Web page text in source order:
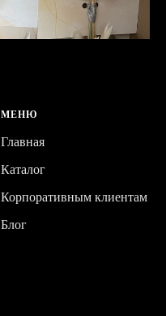
МЕНЮ
Главная
Каталог
Корпоративным клиентам
Блог